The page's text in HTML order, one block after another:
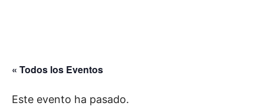
« Todos los Eventos
Este evento ha pasado.